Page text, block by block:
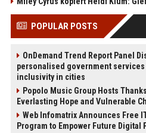
POPULAR POSTS
OnDemand Trend Report Panel
personalised government
inclusivity in cities
Popolo Music Group Hosts
Everlasting Hope and Vulnerable
Web Infomatrix Announces Free
Program to Empower Future